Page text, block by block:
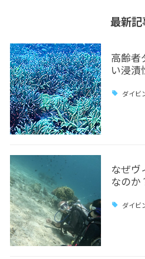
最新記
高齢者
い浸漬
ダイビ
なぜヴ
なのか
ダイビ